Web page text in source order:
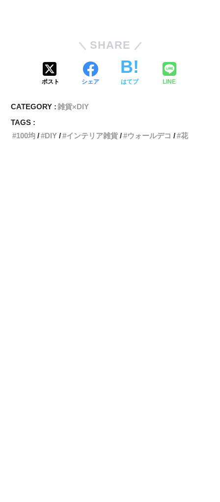
SHARE
ポスト シェア はてブ LINE
CATEGORY :雑貨×DIY
TAGS :
100均
DIY インテリア雑貨 ウォールデコ 花